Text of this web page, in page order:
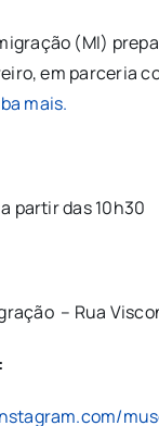
(MI)
em parceria
mais.
partir das 10h30
– Rua